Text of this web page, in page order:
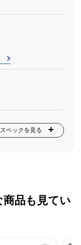
スペックを見る
品も見てい